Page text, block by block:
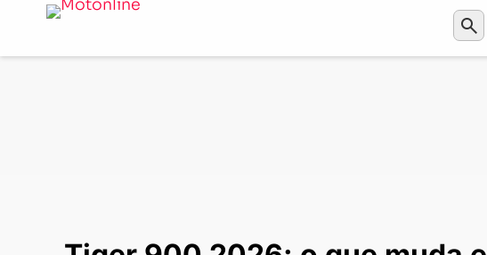
search
Tiger 900 2026: o que muda entre as 4